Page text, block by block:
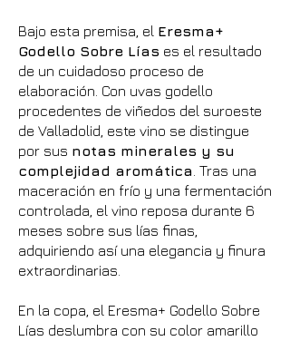
Bajo esta premisa, el Eresma+
Godello Sobre Lías es el resultado
de un cuidadoso proceso de
elaboración. Con uvas godello
procedentes de viñedos del suroeste
de Valladolid, este vino se distingue
por sus notas minerales y su
complejidad aromática . Tras una
maceración en frío y una fermentación
controlada, el vino reposa durante 6
meses sobre sus lías finas,
adquiriendo así una elegancia y finura
extraordinarias.
En la copa, el Eresma+ Godello Sobre
Lías deslumbra con su color amarillo